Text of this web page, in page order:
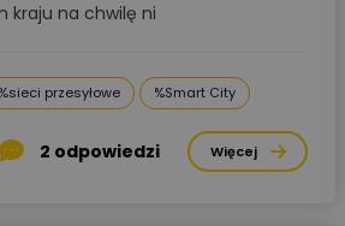
kraju na chwilę ni
%sieci przesyłowe %Smart City
2 odpowiedzi Więcej